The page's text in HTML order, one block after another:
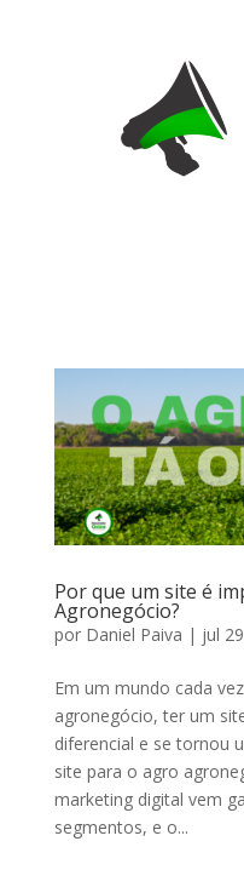
Por que um site é
Agronegócio?
por Daniel Paiva | jul
Em um mundo cada
agronegócio, ter um
diferencial e se tornou
site para o agro
marketing digital vem
segmentos, e o...